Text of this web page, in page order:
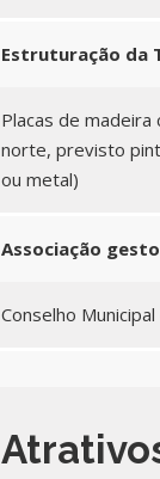
Estruturação da
Placas de
norte, previsto
ou metal)
Associação
Conselho